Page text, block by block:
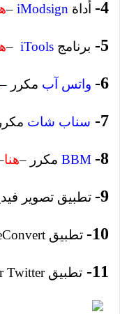
4- أداة iModsign
–
5- برنامج iTools
–
6- واتس آب مكرر –
7- سناب شات
8-
BBM مكرر –هنا
9- تطبيق تصوير
10- تطبيق ToneConvert –
11- تطبيق –